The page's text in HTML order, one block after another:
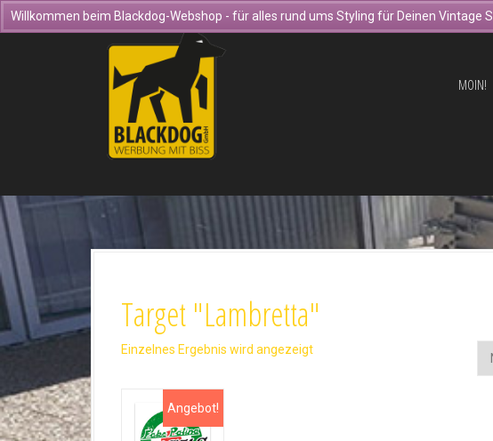
Willkommen beim Blackdog-Webshop - für alles rund ums Styling für Deinen Vintage
D
n
h
a
t
MOIN!
Target "Lambretta"
Einzelnes Ergebnis wird angezeigt
Angebot!